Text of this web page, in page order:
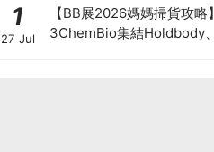
1
27 Jul
【BB展2026媽媽掃貨攻略】
3ChemBio集結Holdbody、